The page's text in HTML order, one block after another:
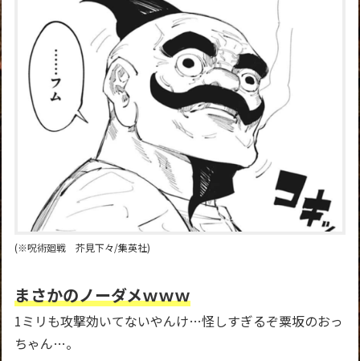
(※呪術廻戦 芥見下々/集英社)
まさかのノーダメｗｗｗ
1ミリも攻撃効いてないやんけ…怪しすぎるぞ粟坂のおっ
ちゃん…。